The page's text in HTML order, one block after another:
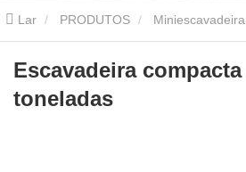
Lar PRODUTOS Miniescavadeira
toneladas Escavadeira compacta de
Escavadeira compacta
toneladas